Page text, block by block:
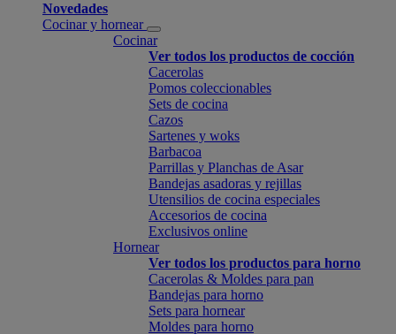
Novedades
Cocinar y hornear
Cocinar
Ver todos los productos de cocción
Cacerolas
Pomos coleccionables
Sets de cocina
Cazos
Sartenes y woks
Barbacoa
Parrillas y Planchas de Asar
Bandejas asadoras y rejillas
Utensilios de cocina especiales
Accesorios de cocina
Exclusivos online
Hornear
Ver todos los productos para horno
Cacerolas & Moldes para pan
Bandejas para horno
Sets para hornear
Moldes para horno